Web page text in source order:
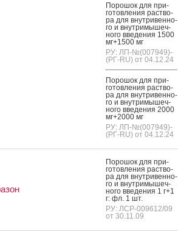
По­рошок для при­
готов­ле­ния рас­тво­
ра для внут­ри­вен­но­
го и внут­ри­мышеч­
но­го вве­дения 1500
мг+1500 мг
РУ: ЛП-№(007949)-
(РГ-RU) от 04.12.24
По­рошок для при­
готов­ле­ния рас­тво­
ра для внут­ри­вен­но­
го и внут­ри­мышеч­
но­го вве­дения 2000
мг+2000 мг
РУ: ЛП-№(007949)-
(РГ-RU) от 04.12.24
По­рошок для при­
готов­ле­ния рас­тво­
ра для внут­ри­вен­но­
го и внут­ри­мышеч­
но­го вве­дения 1 г+1
г: фл. 1 шт.
РУ: ЛСР-009612/09
от 30.11.09